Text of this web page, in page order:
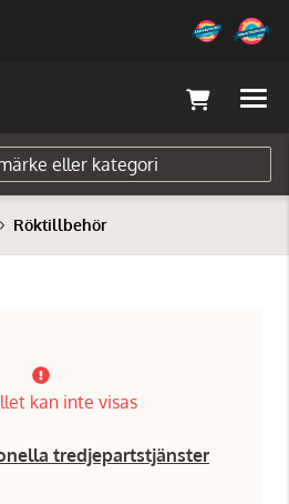
Röktillbehör
kan inte visas
tredjepartstjänster